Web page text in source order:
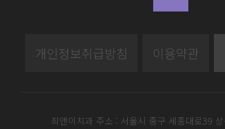
개인정보취급방침 이용약관
최앤이치과 주소 : 서울시 중구 세종대로39